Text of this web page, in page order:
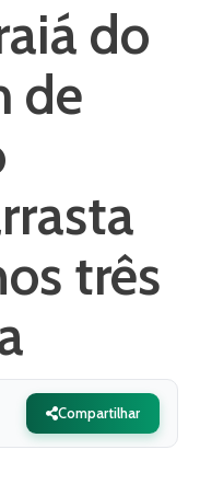
do
de
três
Compartilhar